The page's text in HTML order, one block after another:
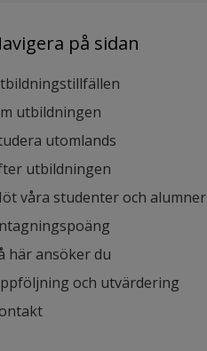
på sidan
utbildningen
utomlands
utbildningen
våra studenter och alumner
här ansöker du
och utvärdering